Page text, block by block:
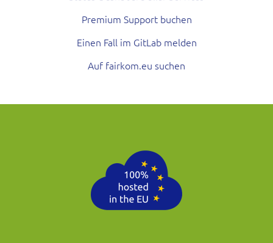
Premium Support buchen
Einen Fall im GitLab melden
Auf fairkom.eu suchen